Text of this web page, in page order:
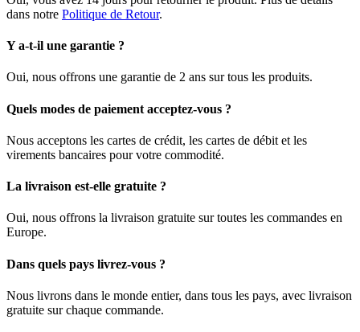
dans notre Politique de Retour.
Y a-t-il une garantie ?
Oui, nous offrons une garantie de 2 ans sur tous les produits.
Quels modes de paiement acceptez-vous ?
Nous acceptons les cartes de crédit, les cartes de débit et les
virements bancaires pour votre commodité.
La livraison est-elle gratuite ?
Oui, nous offrons la livraison gratuite sur toutes les commandes en
Europe.
Dans quels pays livrez-vous ?
Nous livrons dans le monde entier, dans tous les pays, avec livraison
gratuite sur chaque commande.